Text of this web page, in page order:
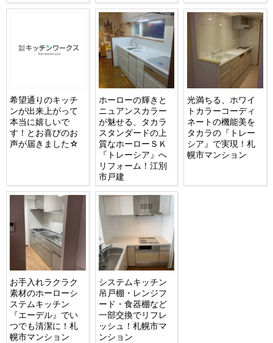
希望通りのキッチ
ンが出来上がって
本当に嬉しいで
す！とお喜びのお
声が届きました☆
ホーローの輝きと
ニュアンスカラー
が魅せる、タカラ
スタンダードの上
質なホーローＳＫ
『トレーシア』へ
リフォーム！江別
市戸建
光満ちる、ホワイ
トカラーコーディ
ネートの機能美を
タカラの『トレー
シア』で実現！札
幌市マンション
お手入れラクラク
素材のホーローシ
ステムキッチン
『エーデル』でい
つでも清潔に！札
幌市マンション
システムキッチン
吊戸棚・レンジフ
ード・食器棚など
一部交換でリフレ
ッシュ！札幌市マ
ンション